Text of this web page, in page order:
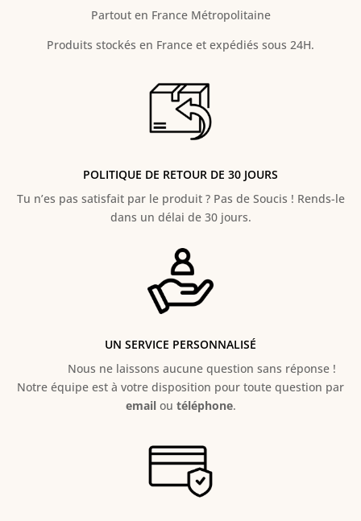
Partout en France Métropolitaine
Produits stockés en France et expédiés sous 24H.
POLITIQUE DE RETOUR DE 30 JOURS
Tu n’es pas satisfait par le produit ? Pas de Soucis ! Rends-le
dans un délai de 30 jours.
UN SERVICE PERSONNALISÉ
Nous ne laissons aucune question sans réponse !
Notre équipe est à votre disposition pour toute question par
emailou téléphone.